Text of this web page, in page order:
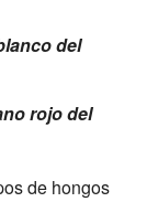
del
rojo del
de hongos